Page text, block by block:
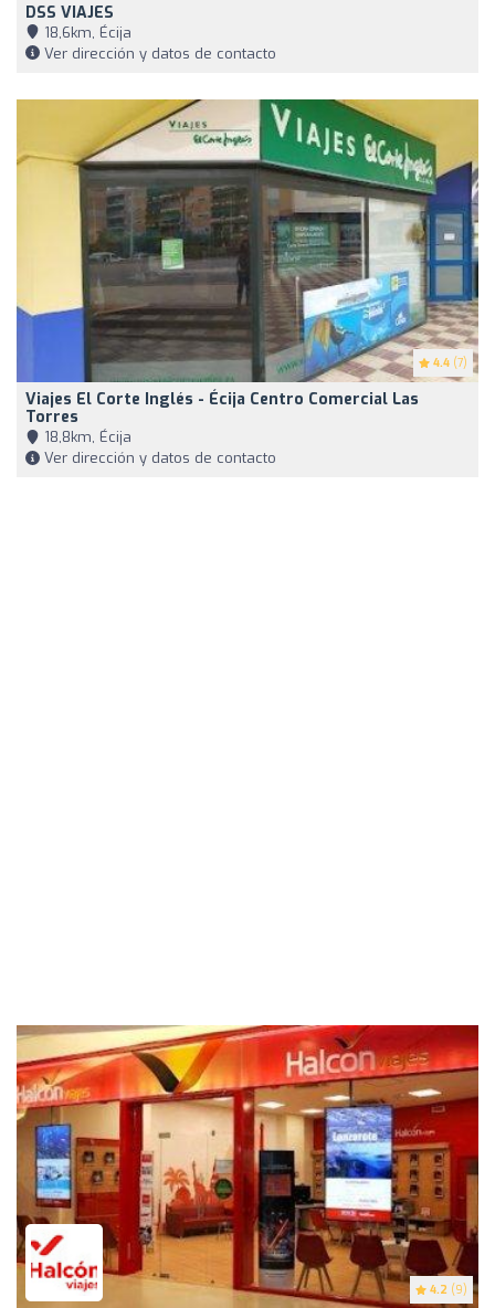
DSS VIAJES
18,6km, Écija
Ver dirección y datos de contacto
4.4 (7)
Viajes El Corte Inglés - Écija Centro Comercial Las
Torres
18,8km, Écija
Ver dirección y datos de contacto
4.2 (9)